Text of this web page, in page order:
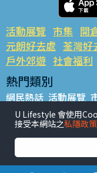
活動展覽 市集 開
元朗好去處 荃灣好
戶外郊遊 社會福利
熱門類別
網民熱話 活動展覽
銅鑼灣好去處 元朗
餐廳情報 戶外郊遊
熱門標籤
#UGO搵好去處 #人
U Lifestyle 會使用
接受本網站之私隱政